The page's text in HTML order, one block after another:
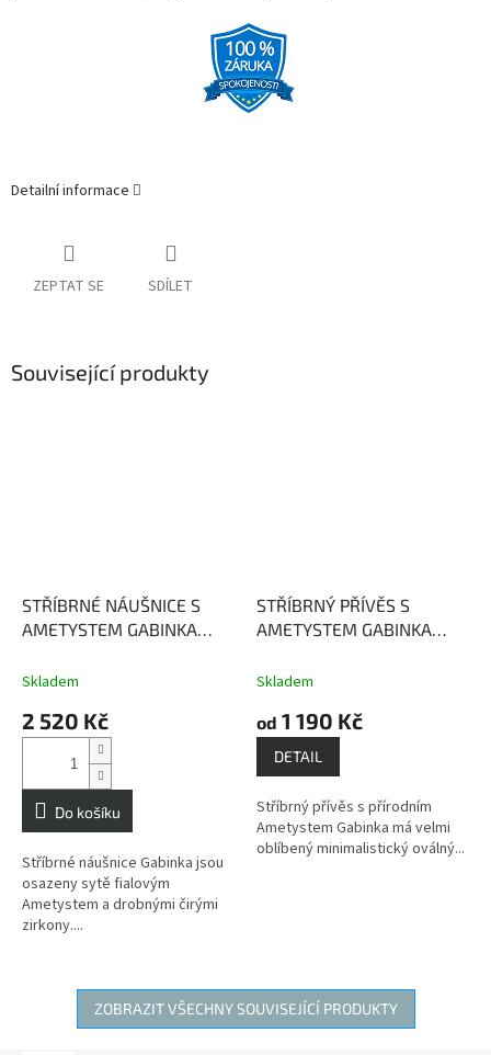
Detailní informace
ZEPTAT SE SDÍLET
Související produkty
STŘÍBRNÉ NÁUŠNICE S
AMETYSTEM GABINKA
ochrannou silou
Skladem
2 520 Kč
Do košíku
Stříbrné náušnice Gabinka jsou
osazeny sytě fialovým
Ametystem a drobnými čirými
zirkony....
STŘÍBRNÝ PŘÍVĚS S
AMETYSTEM GABINKA
ochrannou silou
Skladem
od 1 190 Kč
DETAIL
Stříbrný přívěs s přírodním
Ametystem Gabinka má velmi
oblíbený minimalistický oválný...
ZOBRAZIT VŠECHNY SOUVISEJÍCÍ PRODUKTY